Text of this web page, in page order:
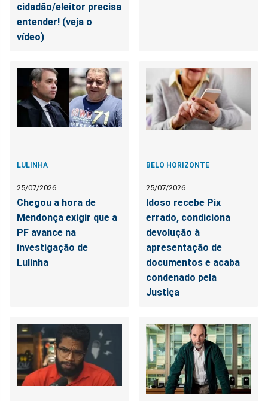
cidadão/eleitor precisa
entender! (veja o
vídeo)
LULINHA
25/07/2026
Chegou a hora de
Mendonça exigir que a
PF avance na
investigação de
Lulinha
BELO HORIZONTE
25/07/2026
Idoso recebe Pix
errado, condiciona
devolução à
apresentação de
documentos e acaba
condenado pela
Justiça